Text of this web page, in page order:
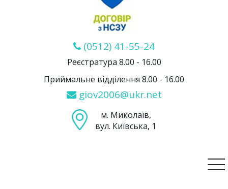
(0512) 41-55-24
Реєстратура 8.00 - 16.00
Приймальне відділення 8.00 - 16.00
giov2006@ukr.net
м. Миколаїв,
вул. Київська, 1